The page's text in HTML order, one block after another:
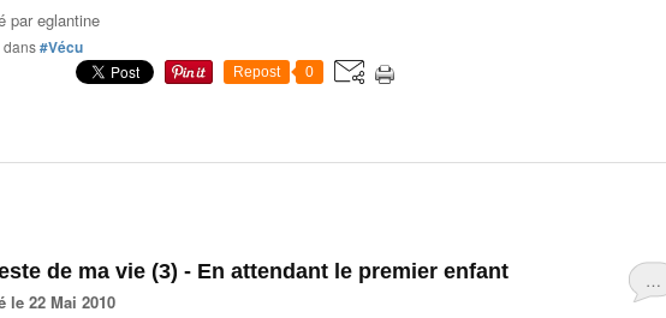
pareglantine
dans#Vécu
Repost 0
…
de ma vie (3) - En attendant le premier enfant
le 22 Mai 2010